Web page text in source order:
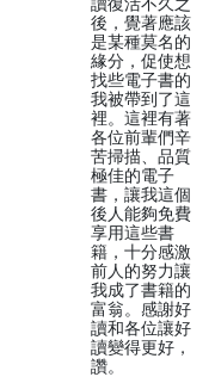
後，覺著應該
是某種莫名的
緣分，促使想
找些電子書的
我被帶到了這
裡。這裡有著
各位前輩們辛
苦掃描、品質
極佳的電子
書，讓我這個
後人能夠免費
享用這些書
籍，十分感激
前人的努力讓
我成了書籍的
富翁。感謝好
讀和各位讓好
讀變得更好，
讚。